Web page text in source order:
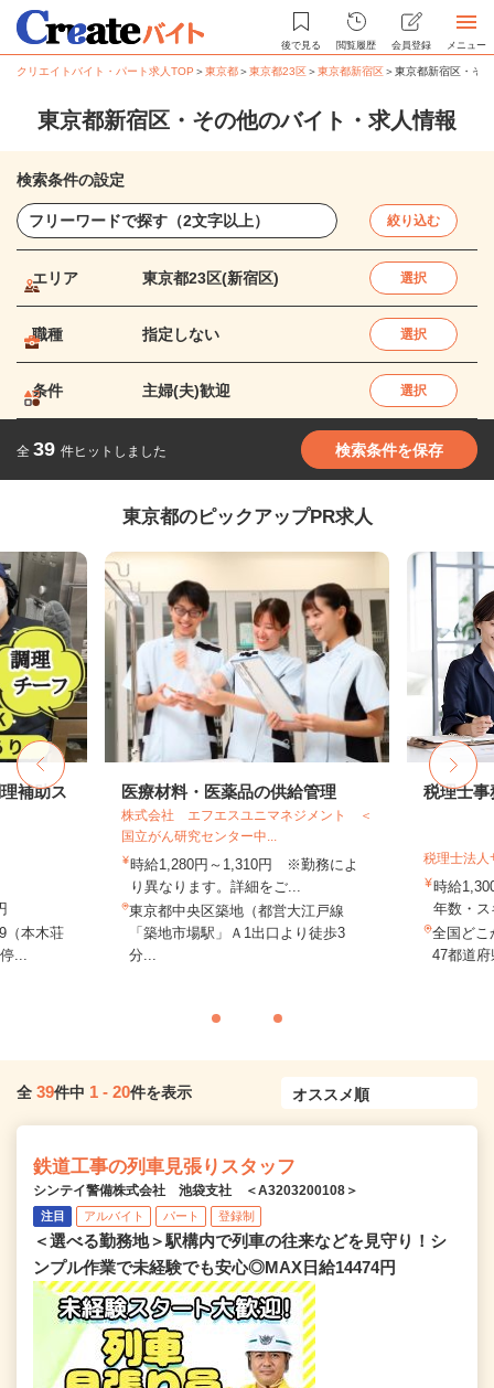
後で見る 閲覧履歴 会員登録 メニュー
クリエイトバイト・パート求人TOP ＞東京都＞東京都23区＞東京都新宿区＞東京都新宿区・そ
東京都新宿区・その他のバイト・求人情報
検索条件の設定
絞り込む
エリア 東京都23区(新宿区) 選択
職種 指定しない 選択
条件 主婦(夫)歓迎 選択
全 39 件ヒットしました 検索条件を保存
東京都のピックアップPR求人
補助ス
（本木荘
...
医療材料・医薬品の供給管理
株式会社 エフエスユニマネジメント ＜
国立がん研究センター中...
時給1,280円～1,310円 ※勤務によ
り異なります。詳細をご...
東京都中央区築地（都営大江戸線
「築地市場駅」Ａ1出口より徒歩3
分...
税理士事
税理士法人
時給
年数・
全国どこ
47都道
全 39件中 1 - 20件を表示
鉄道工事の列車見張りスタッフ
シンテイ警備株式会社 池袋支社 ＜A3203200108＞
注目 アルバイト パート 登録制
＜選べる勤務地＞駅構内で列車の往来などを見守り！シ
ンプル作業で未経験でも安心◎MAX日給14474円